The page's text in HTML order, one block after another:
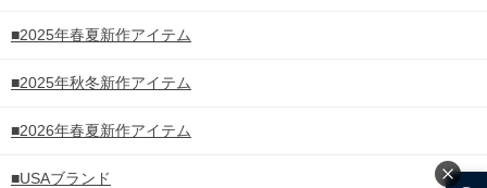
■2025年春夏新作アイテム
■2025年秋冬新作アイテム
■2026年春夏新作アイテム
■USAブランド